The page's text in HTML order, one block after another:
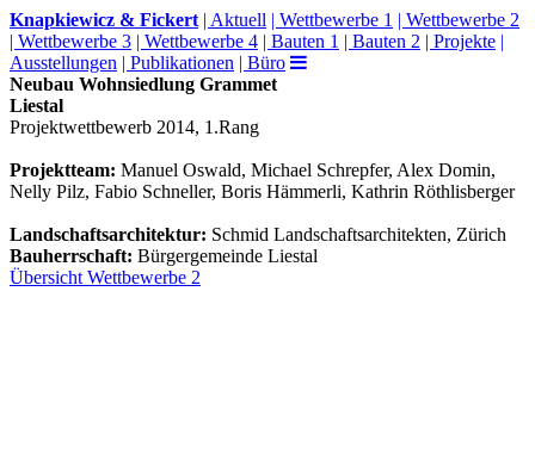
Knapkiewicz & Fickert | Aktuell | Wettbewerbe 1 | Wettbewerbe 2
| Wettbewerbe 3 | Wettbewerbe 4 | Bauten 1 | Bauten 2 | Projekte |
Ausstellungen | Publikationen | Büro
Neubau Wohnsiedlung Grammet
Liestal
Projektwettbewerb 2014, 1.Rang
Projektteam: Manuel Oswald, Michael Schrepfer, Alex Domin,
Nelly Pilz, Fabio Schneller, Boris Hämmerli, Kathrin Röthlisberger
Landschaftsarchitektur: Schmid Landschaftsarchitekten, Zürich
Bauherrschaft: Bürgergemeinde Liestal
Übersicht Wettbewerbe 2